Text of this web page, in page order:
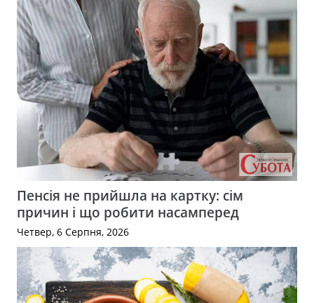
Пенсія не прийшла на картку: сім
причин і що робити насамперед
Четвер, 6 Серпня, 2026